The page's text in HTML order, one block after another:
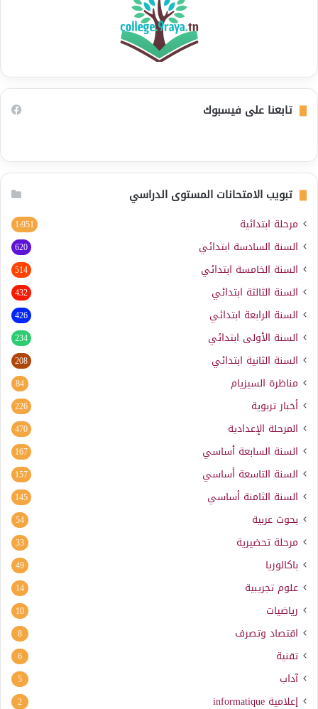
تابعنا على فيسبوك
تبويب الامتحانات المستوى الدراسي
مرحلة ابتدائية 1٬951
السنة السادسة ابتدائي 620
السنة الخامسة ابتدائي 514
السنة الثالثة ابتدائي 432
السنة الرابعة ابتدائي 426
السنة الأولى ابتدائي 234
السنة الثانية ابتدائي 208
مناظرة السيزيام 84
أخبار تربوية 226
المرحلة الإعدادية 470
السنة السابعة أساسي 167
السنة التاسعة أساسي 157
السنة الثامنة أساسي 145
بحوث عربية 54
مرحلة تحضيرية 33
باكالوريا 49
علوم تجريبية 14
رياضيات 10
اقتصاد وتصرف 8
تقنية 6
آداب 5
إعلامية informatique
2